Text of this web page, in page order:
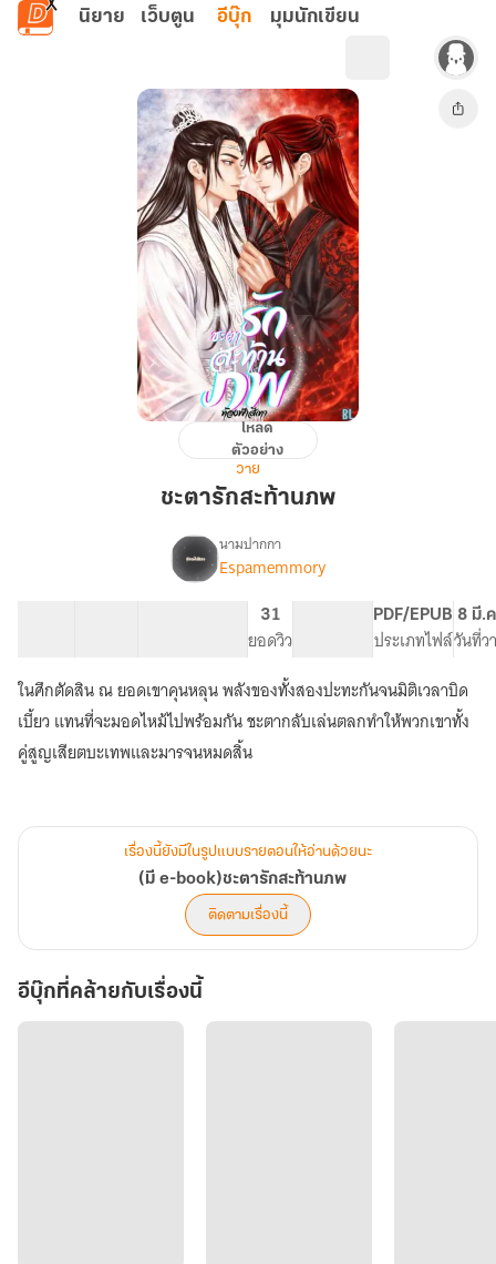
ข้ามไปยังเนื้อหาหลัก
นิยาย เว็บตูน อีบุ๊ก มุมนักเขียน
ชะตา
สะท้าน
โหลด
ตัวอย่าง
วาย
ชะตารักสะท้านภพ
เรื่อง
e-
book)ชะตา
รัก
สะท้าน
ภพ
นามปากกา
Espamemmory
31
ยอดวิว
PDF/EPUB
ประเภทไฟล์
8 มี.
วันที่ว
ในศึกตัดสิน ณ ยอดเขาคุนหลุน พลังของทั้งสองปะทะกันจนมิติเวลาบิด
เบี้ยว แทนที่จะมอดไหม้ไปพร้อมกัน ชะตากลับเล่นตลกทำให้พวกเขาทั้ง
คู่สูญเสียตบะเทพและมารจนหมดสิ้น
เรื่องนี้ยังมีในรูปแบบรายตอนให้อ่านด้วยนะ
(มี e-book)ชะตารักสะท้านภพ
ติดตามเรื่องนี้
อีบุ๊กที่คล้ายกับเรื่องนี้